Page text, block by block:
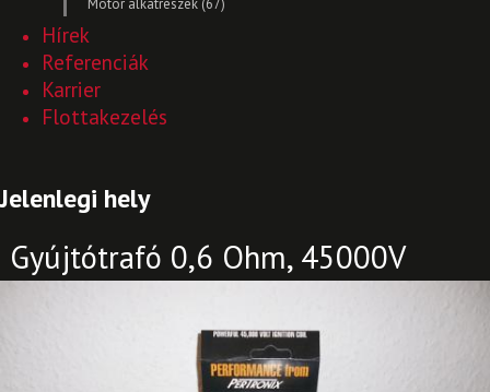
Hírek
Referenciák
Karrier
Flottakezelés
Jelenlegi hely
Gyújtótrafó 0,6 Ohm, 45000V